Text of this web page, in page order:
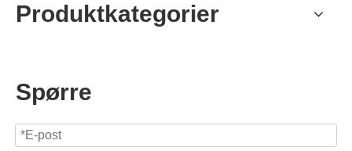
Produktkategorier
Spørre